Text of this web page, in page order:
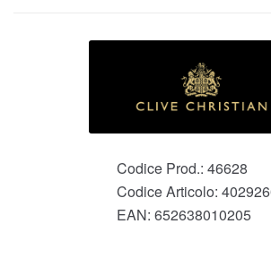
Codice Prod.: 46628
Codice Articolo:
EAN: 652638010205